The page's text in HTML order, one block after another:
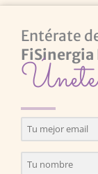
Entérate
FiSinergia